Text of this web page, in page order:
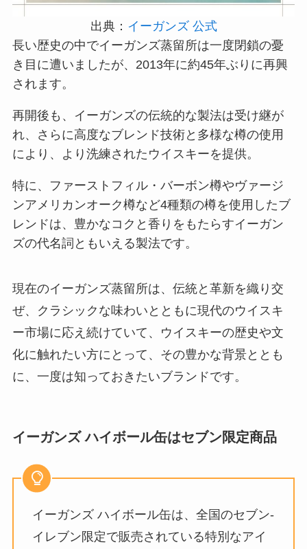
出典： イーガンズ 公式
長い歴史の中でイーガンズ蒸留所は一度閉鎖の憂
き目に遭いましたが、2013年に約45年ぶりに再興
されます。
再開後も、イーガンズの伝統的な製法は受け継が
れ、さらに高度なブレンド技術と多様な樽の使用
により、より洗練されたウイスキーを提供。
特に、ファーストフィル・バーボン樽やヴァージ
ンアメリカンオーク樽など4種類の樽を使用したブ
レンドは、豊かなコクと香りをもたらすイーガン
ズの代名詞ともいえる製法です。
現在のイーガンズ蒸留所は、伝統と革新を織り交
ぜ、クラシックな味わいとともに現代のウイスキ
ー市場に応え続けていて、ウイスキーの歴史や文
化に触れたい方にとって、その豊かな背景ととも
に、一度は知っておきたいブランドです。
イーガンズ ハイボール缶はセブン限定商品
イーガンズ ハイボール缶は、全国のセブン-
イレブン限定で販売されている特別なアイ